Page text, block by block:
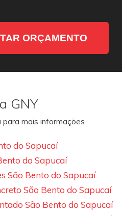
ORÇAMENTO
GNY
para mais informações
do Sapucaí
do Sapucaí
São Bento do Sapucaí
São Bento do Sapucaí
São Bento do Sapucaí